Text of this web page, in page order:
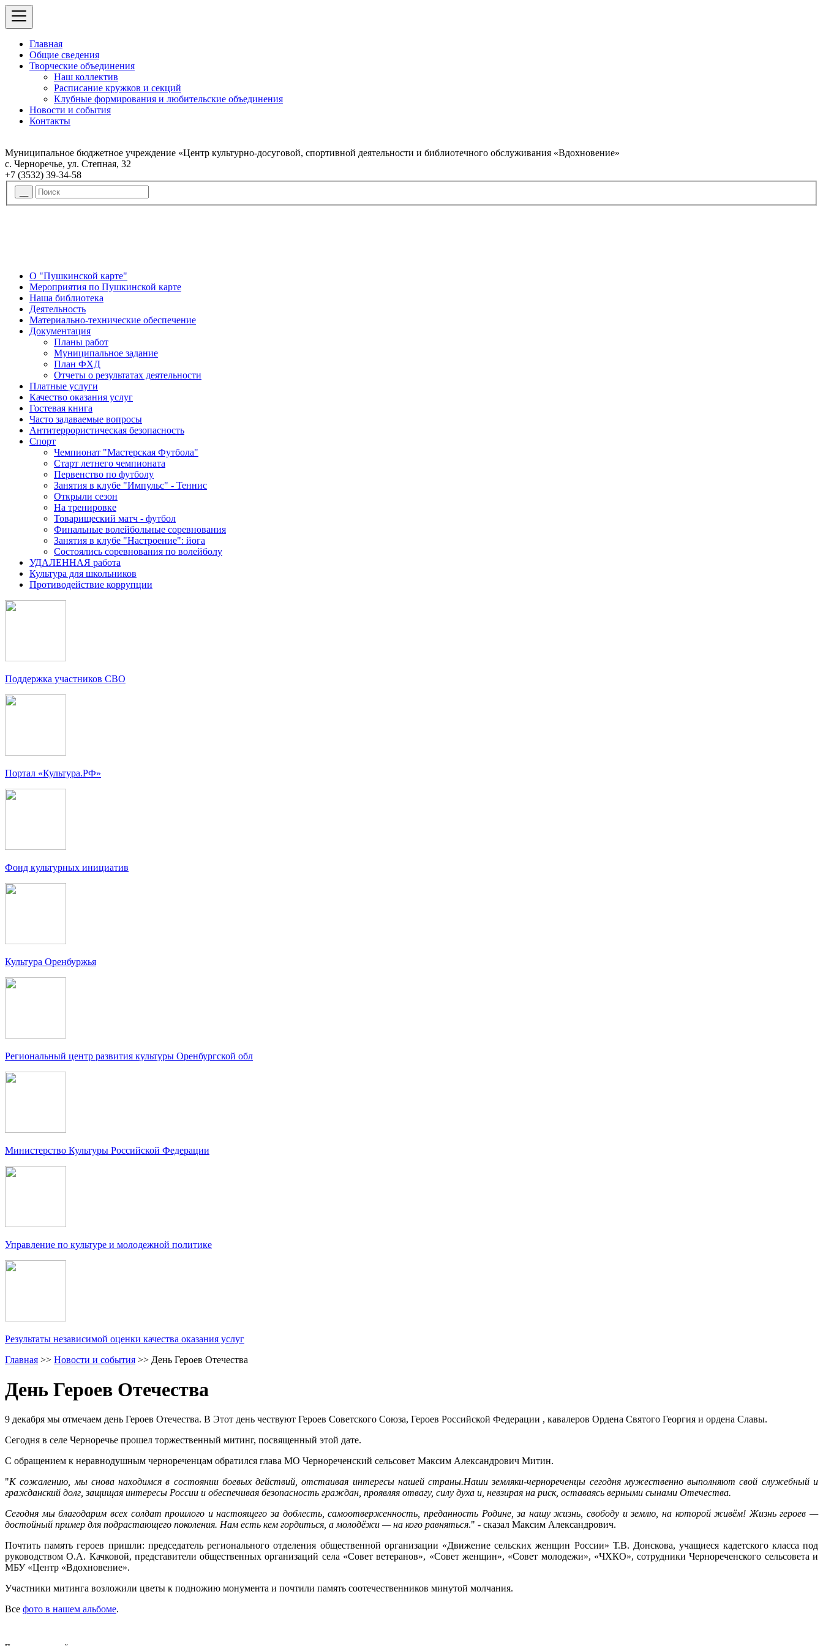
Главная
Общие сведения
Творческие объединения
Наш коллектив
Расписание кружков и секций
Клубные формирования и любительские объединения
Новости и события
Контакты
Муниципальное бюджетное учреждение «Центр культурно-досуговой, спортивной деятельности и библиотечного обслуживания «Вдохновение»
с. Черноречье, ул. Степная, 32
+7 (3532) 39-34-58
О "Пушкинской карте"
Мероприятия по Пушкинской карте
Наша библиотека
Деятельность
Материально-технические обеспечение
Документация
Планы работ
Муниципальное задание
План ФХД
Отчеты о результатах деятельности
Платные услуги
Качество оказания услуг
Гостевая книга
Часто задаваемые вопросы
Антитеррористическая безопасность
Спорт
Чемпионат "Мастерская Футбола"
Старт летнего чемпионата
Первенство по футболу
Занятия в клубе "Импульс" - Теннис
Открыли сезон
На тренировке
Товарищеский матч - футбол
Финальные волейбольные соревнования
Занятия в клубе "Настроение": йога
Состоялись соревнования по волейболу
УДАЛЕННАЯ работа
Культура для школьников
Противодействие коррупции
Поддержка участников СВО
Портал «Культура.РФ»
Фонд культурных инициатив
Культура Оренбуржья
Региональный центр развития культуры Оренбургской обл
Министерство Культуры Российской Федерации
Управление по культуре и молодежной политике
Результаты независимой оценки качества оказания услуг
Главная >> Новости и события >> День Героев Отечества
День Героев Отечества
9 декабря мы отмечаем день Героев Отечества. В Этот день чествуют Героев Советского Союза, Героев Российской Федерации , кавалеров Ордена Святого Георгия и ордена Славы.
Сегодня в селе Черноречье прошел торжественный митинг, посвященный этой дате.
С обращением к неравнодушным чернореченцам обратился глава МО Чернореченский сельсовет Максим Александрович Митин.
"К сожалению, мы снова находимся в состоянии боевых действий, отстаивая интересы нашей страны.Наши земляки-чернореченцы сегодня мужественно выполняют свой служебный и
гражданский долг, защищая интересы России и обеспечивая безопасность граждан, проявляя отвагу, силу духа и, невзирая на риск, оставаясь верными сынами Отечества.
Сегодня мы благодарим всех солдат прошлого и настоящего за доблесть, самоотверженность, преданность Родине, за нашу жизнь, свободу и землю, на которой живём! Жизнь героев —
достойный пример для подрастающего поколения. Нам есть кем гордиться, а молодёжи — на кого равняться." - сказал Максим Александрович.
Почтить память героев пришли: председатель регионального отделения общественной организации «Движение сельских женщин России» Т.В. Донскова, учащиеся кадетского класса под
руководством О.А. Качковой, представители общественных организаций села «Совет ветеранов», «Совет женщин», «Совет молодежи», «ЧХКО», сотрудники Чернореченского сельсовета и
МБУ «Центр «Вдохновение».
Участники митинга возложили цветы к подножию монумента и почтили память соотечественников минутой молчания.
Все фото в нашем альбоме.